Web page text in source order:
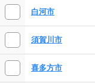
白河市
須賀川市
喜多方市